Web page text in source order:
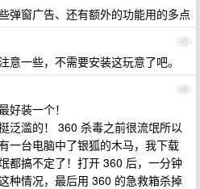
弹窗广告、还有额外的功能用的多点
45
意一些，不需要安装这玩意了吧。
46
好装一个！
泛滥的！ 360 杀毒之前很流氓所以
一台电脑中了银狐的木马，我下载
都搞不定了！打开 360 后，一分钟
种情况，最后用 360 的急救箱杀掉